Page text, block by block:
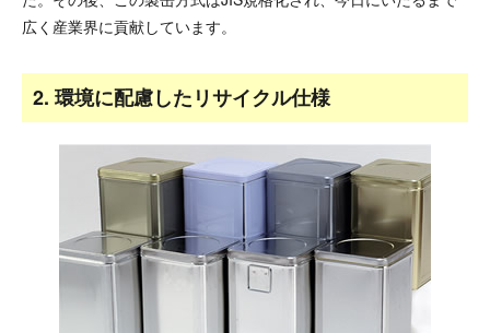
広く産業界に貢献しています。
2. 環境に配慮したリサイクル仕様